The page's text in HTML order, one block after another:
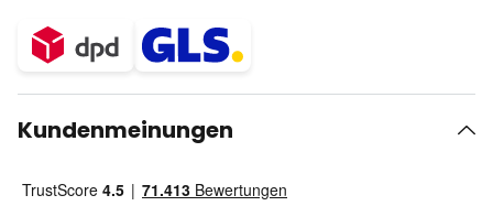
Kundenmeinungen